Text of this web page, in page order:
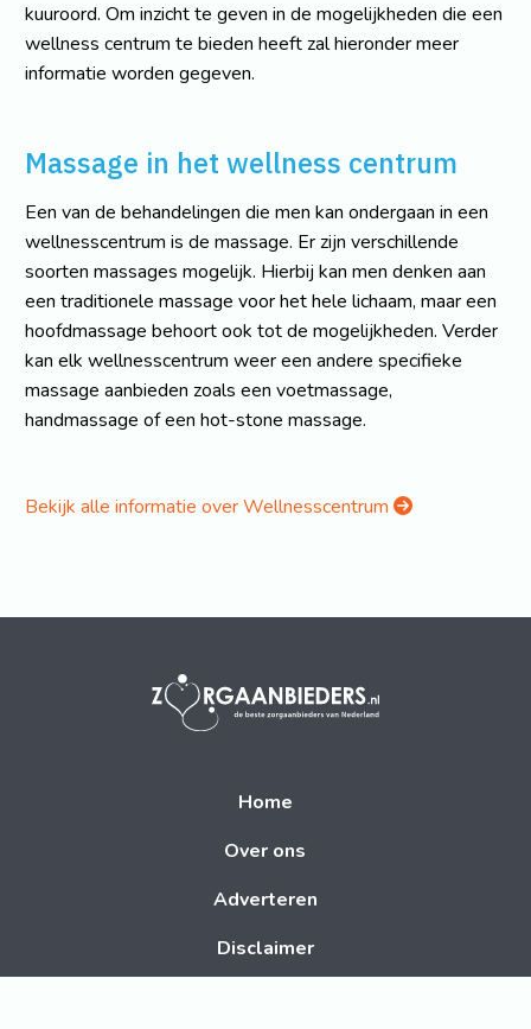
kuuroord. Om inzicht te geven in de mogelijkheden die een
wellness centrum te bieden heeft zal hieronder meer
informatie worden gegeven.
Massage in het wellness centrum
Een van de behandelingen die men kan ondergaan in een
wellnesscentrum is de massage. Er zijn verschillende
soorten massages mogelijk. Hierbij kan men denken aan
een traditionele massage voor het hele lichaam, maar een
hoofdmassage behoort ook tot de mogelijkheden. Verder
kan elk wellnesscentrum weer een andere specifieke
massage aanbieden zoals een voetmassage,
handmassage of een hot-stone massage.
Bekijk alle informatie over Wellnesscentrum
Home
Over ons
Adverteren
Disclaimer